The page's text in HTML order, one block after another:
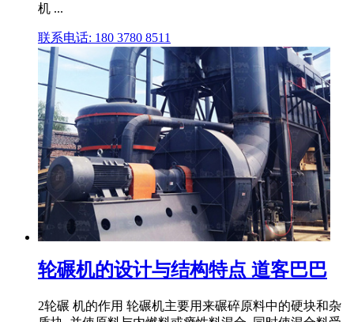
机 ...
联系电话: 180 3780 8511
轮碾机的设计与结构特点 道客巴巴
2轮碾 机的作用 轮碾机主要用来碾碎原料中的硬块和杂